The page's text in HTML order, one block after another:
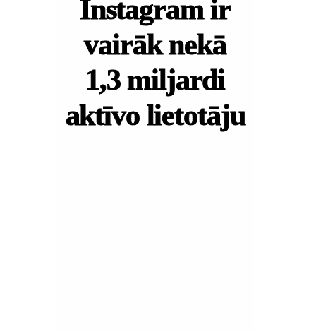
vairāk nekā
1,3 miljardi
aktīvo lietotāju
Instagram
lietotāju seko
vismaz vienam
uzņēmumam